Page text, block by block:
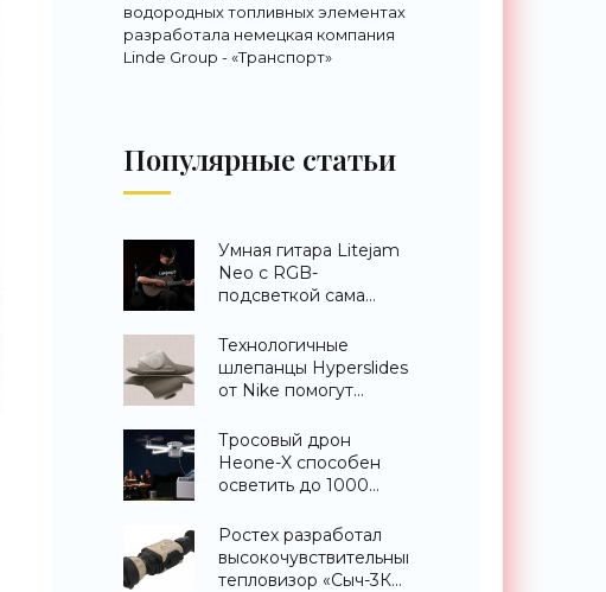
водородных топливных элементах
разработала немецкая компания
Linde Group - «Транспорт»
Популярные статьи
Умная гитара Litejam
Neo с RGB-
подсветкой сама
«Гаджеты»
Технологичные
шлепанцы Hyperslides
от Nike помогут
ноги после
тренировки -
«Гаджеты»
Тросовый дрон
Heone-X способен
осветить до 1000
земли -
«Беспилотники»
Ростех разработал
высокочувствительный
тепловизор «Сыч-3К»